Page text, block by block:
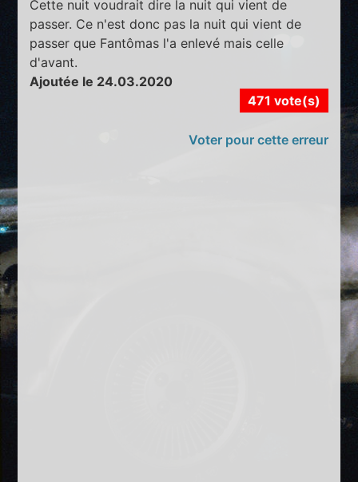
Cette nuit voudrait dire la nuit qui vient de
passer. Ce n'est donc pas la nuit qui vient de
passer que Fantômas l'a enlevé mais celle
d'avant.
Ajoutée le 24.03.2020
471 vote(s)
Voter pour cette erreur